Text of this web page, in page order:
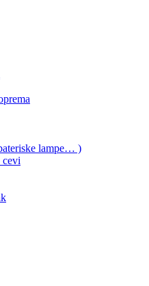
lampe… )
cevi